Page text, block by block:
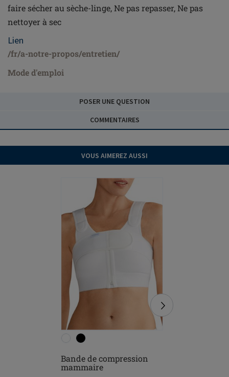
faire sécher au sèche-linge, Ne pas repasser, Ne pas
nettoyer à sec
Lien
/fr/a-notre-propos/entretien/
Mode d'emploi
POSER UNE QUESTION
COMMENTAIRES
VOUS AIMEREZ AUSSI
Bande de compression
mammaire